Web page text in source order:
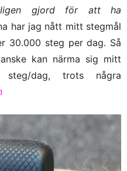
gjord för att ha
har jag nått mitt stegmål
30.000 steg per dag. Så
kan närma sig mitt
steg/dag, trots några